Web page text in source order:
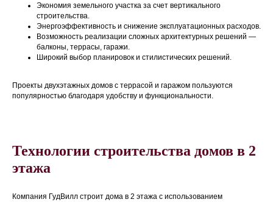
Экономия земельного участка за счет вертикального
строительства.
Энергоэффективность и снижение эксплуатационных расходов.
Возможность реализации сложных архитектурных решений —
балконы, террасы, гаражи.
Широкий выбор планировок и стилистических решений.
Проекты двухэтажных домов с террасой и гаражом пользуются
популярностью благодаря удобству и функциональности.
Технологии строительства домов в 2
этажа
Компания ГудВилл строит дома в 2 этажа с использованием